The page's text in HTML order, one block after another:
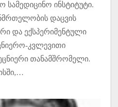
სამედიცინო ინსტიტუტი.
დაცვის
და ექსპერიმენტული
კვლევითი
თანამშრომელი.